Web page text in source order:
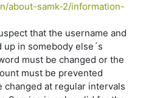
about-samk-2/information-
that the username and
in somebody else´s
must be changed or the
must be prevented
changed at regular intervals